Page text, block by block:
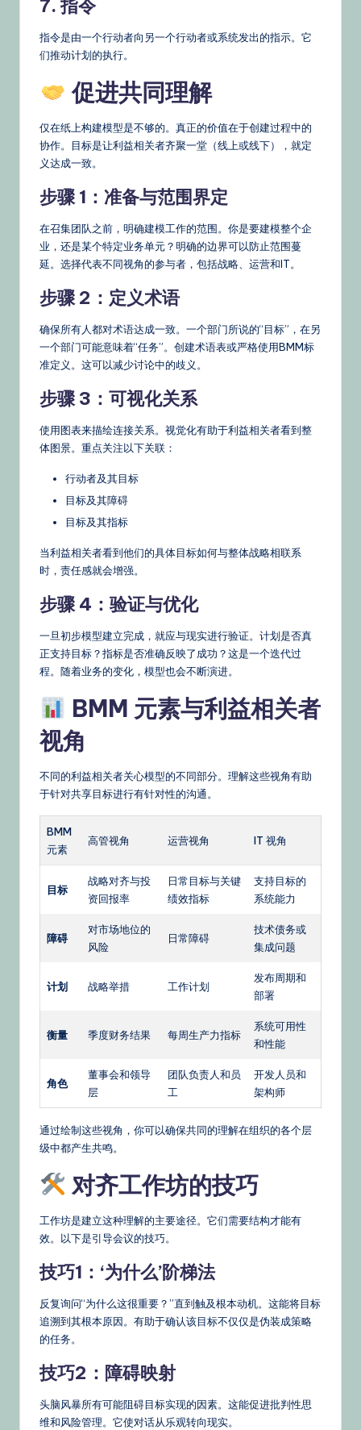
7. 指令
指令是由一个行动者向另一个行动者或系统发出的指示。它
们推动计划的执行。
促进共同理解
仅在纸上构建模型是不够的。真正的价值在于创建过程中的
协作。目标是让利益相关者齐聚一堂（线上或线下），就定
义达成一致。
步骤 1：准备与范围界定
在召集团队之前，明确建模工作的范围。你是要建模整个企
业，还是某个特定业务单元？明确的边界可以防止范围蔓
延。选择代表不同视角的参与者，包括战略、运营和IT。
步骤 2：定义术语
确保所有人都对术语达成一致。一个部门所说的“目标”，在另
一个部门可能意味着“任务”。创建术语表或严格使用BMM标
准定义。这可以减少讨论中的歧义。
步骤 3：可视化关系
使用图表来描绘连接关系。视觉化有助于利益相关者看到整
体图景。重点关注以下关联：
行动者及其目标
目标及其障碍
目标及其指标
当利益相关者看到他们的具体目标如何与整体战略相联系
时，责任感就会增强。
步骤 4：验证与优化
一旦初步模型建立完成，就应与现实进行验证。计划是否真
正支持目标？指标是否准确反映了成功？这是一个迭代过
程。随着业务的变化，模型也会不断演进。
BMM 元素与利益相关者
视角
不同的利益相关者关心模型的不同部分。理解这些视角有助
于针对共享目标进行有针对性的沟通。
BMM
元素
高管视角 运营视角 IT 视角
目标
战略对齐与投
资回报率
日常目标与关键
绩效指标
支持目标的
系统能力
障碍
对市场地位的
风险
日常障碍
技术债务或
集成问题
计划 战略举措 工作计划
发布周期和
部署
衡量 季度财务结果 每周生产力指标
系统可用性
和性能
角色
董事会和领导
层
团队负责人和员
工
开发人员和
架构师
通过绘制这些视角，你可以确保共同的理解在组织的各个层
级中都产生共鸣。
对齐工作坊的技巧
工作坊是建立这种理解的主要途径。它们需要结构才能有
效。以下是引导会议的技巧。
技巧1：‘为什么’阶梯法
反复询问“为什么这很重要？”直到触及根本动机。这能将目标
追溯到其根本原因。有助于确认该目标不仅仅是伪装成策略
的任务。
技巧2：障碍映射
头脑风暴所有可能阻碍目标实现的因素。这能促进批判性思
维和风险管理。它使对话从乐观转向现实。